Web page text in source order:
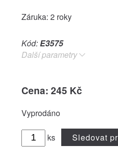
Záruka: 2 roky
Kód:E3575
Další parametry
Cena: 245 Kč
Vyprodáno
ks Sledovat